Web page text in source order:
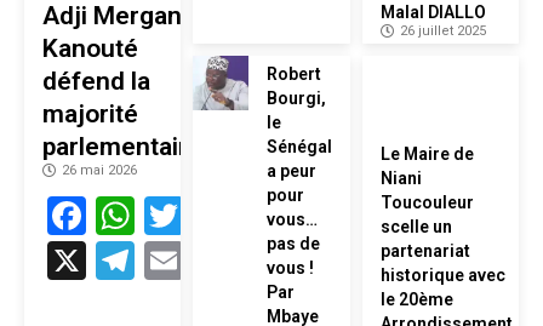
Adji Mergane
Kanouté
défend la
majorité
parlementaire
26 mai 2026
Facebook
WhatsApp
Twitter
X
Telegram
Email
Malal DIALLO
26 juillet 2025
Robert
Bourgi,
le
Sénégal
a peur
pour
vous…
pas de
vous !
Par
Mbaye
Le Maire de
Niani
Toucouleur
scelle un
partenariat
historique avec
le 20ème